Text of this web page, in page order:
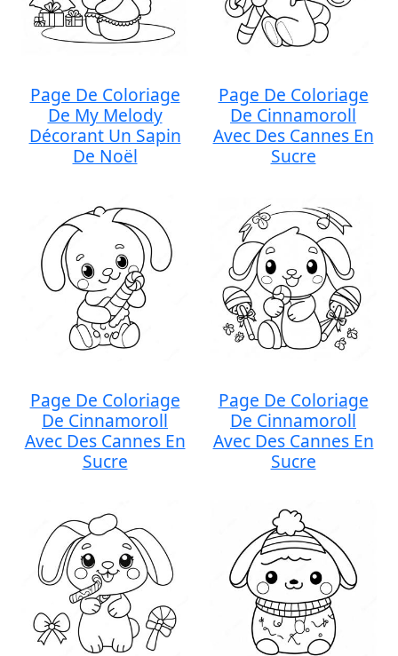
Page De Coloriage
De My Melody
Décorant Un Sapin
De Noël
Page De Coloriage
De Cinnamoroll
Avec Des Cannes En
Sucre
Page De Coloriage
De Cinnamoroll
Avec Des Cannes En
Sucre
Page De Coloriage
De Cinnamoroll
Avec Des Cannes En
Sucre